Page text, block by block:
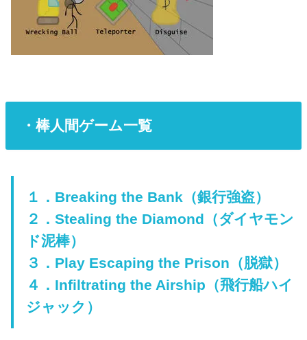
・棒人間ゲーム一覧
１．Breaking the Bank（銀行強盗）
２．Stealing the Diamond（ダイヤモン
ド泥棒）
３．Play Escaping the Prison（脱獄）
４．Infiltrating the Airship（飛行船ハイ
ジャック）